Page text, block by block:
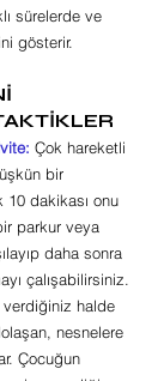
sürelerde ve
gösterir.
Çok hareketli
bir
10 dakikası onu
parkur veya
daha sonra
çalışabilirsiniz.
verdiğiniz halde
nesnelere
Çocuğun